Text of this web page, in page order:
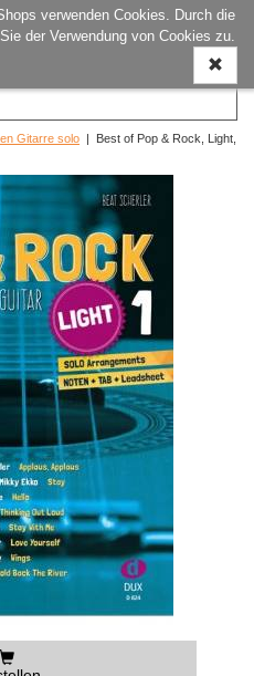
verwenden Cookies. Durch die
der Verwendung von Cookies zu.
ein-/
Gitarre solo | Best of Pop & Rock, Light,